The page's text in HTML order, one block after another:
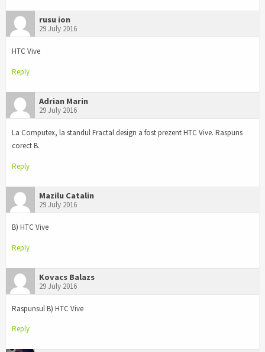
rusu ion
29 July 2016
HTC Vive
Reply
Adrian Marin
29 July 2016
La Computex, la standul Fractal design a fost prezent HTC Vive. Raspuns
corect B.
Reply
Mazilu Catalin
29 July 2016
B) HTC Vive
Reply
Kovacs Balazs
29 July 2016
Raspunsul B) HTC Vive
Reply